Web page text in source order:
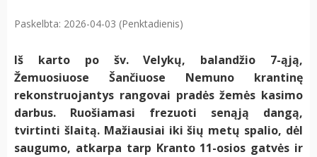
Paskelbta: 2026-04-03 (Penktadienis)
Iš karto po šv. Velykų, balandžio 7-ąją,
Žemuosiuose Šančiuose Nemuno krantinę
rekonstruojantys rangovai pradės žemės kasimo
darbus. Ruošiamasi frezuoti senąją dangą,
tvirtinti šlaitą. Mažiausiai iki šių metų spalio, dėl
saugumo, atkarpa tarp Kranto 11-osios gatvės ir